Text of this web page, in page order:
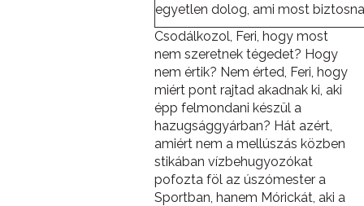
egyetlen dolog, ami most
Csodálkozol, Feri, hogy most
nem szeretnek tégedet? Hogy
nem értik? Nem érted, Feri, hogy
miért pont rajtad akadnak ki, aki
épp felmondani készül a
hazugsággyárban? Hát azért,
amiért nem a mellúszás közben
stikában vízbehugyozókat
pofozta föl az úszómester a
Sportban, hanem Mórickát, aki a